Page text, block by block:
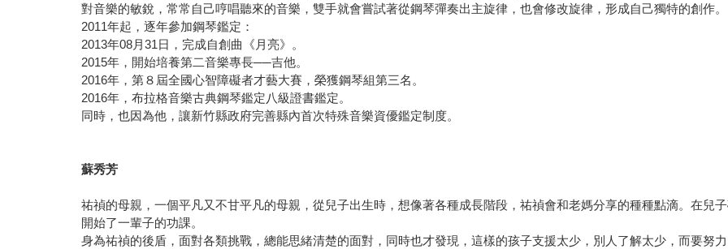
對音樂的敏銳，常常自己哼唱聽來的音樂，雙手就會嘗試著從鋼琴彈奏出主旋律，也會修改旋律，形成自己獨特的創作。
2011年起，逐年參加鋼琴鑑定：
2013年08月31日，完成自創曲《月亮》。
2015年，開始培養第二音樂專長──吉他。
2016年，第８屆全國心智障礙者才藝大賽，榮獲鋼琴組第三名。
2016年，布拉格音樂古典鋼琴鑑定八級證書鑑定。
同時，也因為他，讓新竹縣政府完善縣內首次特殊音樂資優鑑定制度。
蘇秀芳
祐禎的母親，一個平凡又不甘平凡的母親，從兒子出生時，想像著各種成長階段，祐禎會和老媽分享的種種點滴。在兒
開始了一輩子的功課。
身為祐禎的後盾，面對各類挑戰，總能思緒清楚的面對，同時也才發現，這樣的孩子支援太少，別人了解太少，而要努